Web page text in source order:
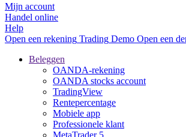
Mijn account
Handel online
Help
Open een rekening Trading Demo Open een
Beleggen
OANDA-rekening
OANDA stocks account
TradingView
Rentepercentage
Mobiele app
Professionele klant
MetaTrader 5